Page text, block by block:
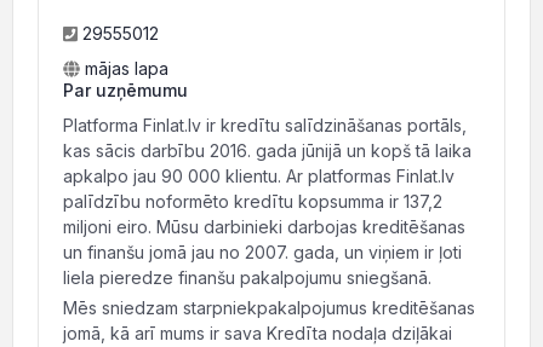
29555012
mājas lapa
Par uzņēmumu
Platforma Finlat.lv ir kredītu salīdzināšanas portāls,
kas sācis darbību 2016. gada jūnijā un kopš tā laika
apkalpo jau 90 000 klientu. Ar platformas Finlat.lv
palīdzību noformēto kredītu kopsumma ir 137,2
miljoni eiro. Mūsu darbinieki darbojas kreditēšanas
un finanšu jomā jau no 2007. gada, un viņiem ir ļoti
liela pieredze finanšu pakalpojumu sniegšanā.
Mēs sniedzam starpniekpakalpojumus kreditēšanas
jomā, kā arī mums ir sava Kredīta nodaļa dziļākai